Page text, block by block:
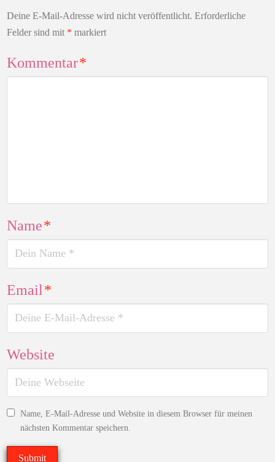
Deine E-Mail-Adresse wird nicht veröffentlicht. Erforderliche
Felder sind mit * markiert
Kommentar*
Name*
Email*
Website
Name, E-Mail-Adresse und Website in diesem Browser für meinen
nächsten Kommentar speichern.